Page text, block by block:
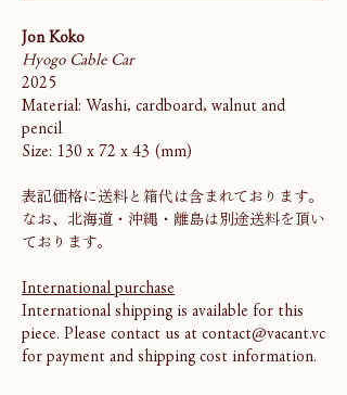
Jon Koko
Hyogo Cable Car
2025
Material: Washi, cardboard, walnut and
pencil
Size: 130 x 72 x 43 (mm)
表記価格に送料と箱代は含まれております。
なお、北海道・沖縄・離島は別途送料を頂い
ております。
International purchase
International shipping is available for this
piece. Please contact us at contact@vacant.vc
for payment and shipping cost information.